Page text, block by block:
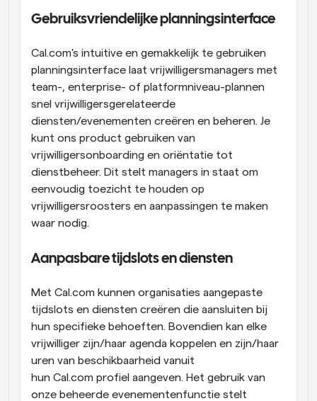
Gebruiksvriendelijke planningsinterface
Cal.com's intuitive en gemakkelijk te gebruiken
planningsinterface laat vrijwilligersmanagers met
team-, enterprise- of platformniveau-plannen
snel vrijwilligersgerelateerde
diensten/evenementen creëren en beheren. Je
kunt ons product gebruiken van
vrijwilligersonboarding en oriëntatie tot
dienstbeheer. Dit stelt managers in staat om
eenvoudig toezicht te houden op
vrijwilligersroosters en aanpassingen te maken
waar nodig.
Aanpasbare tijdslots en diensten
Met Cal.com kunnen organisaties aangepaste
tijdslots en diensten creëren die aansluiten bij
hun specifieke behoeften. Bovendien kan elke
vrijwilliger zijn/haar agenda koppelen en zijn/haar
uren van beschikbaarheid vanuit
hun Cal.com profiel aangeven. Het gebruik van
onze beheerde evenementenfunctie stelt